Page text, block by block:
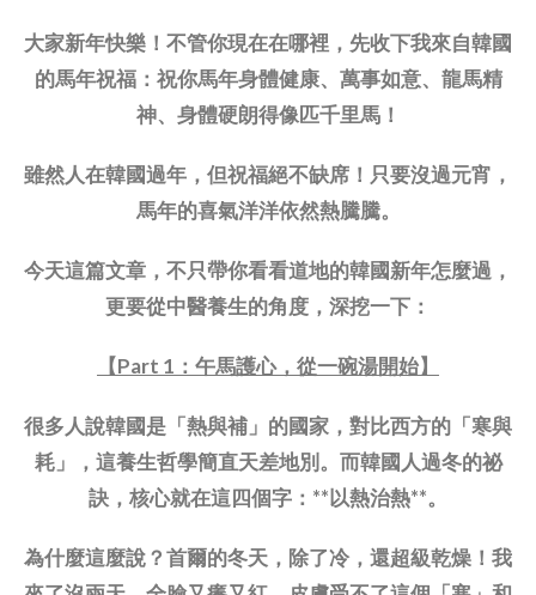
大家新年快樂！不管你現在在哪裡，先收下我來自韓國
的馬年祝福：祝你馬年身體健康、萬事如意、龍馬精
神、身體硬朗得像匹千里馬！
雖然人在韓國過年，但祝福絕不缺席！只要沒過元宵，
馬年的喜氣洋洋依然熱騰騰。
今天這篇文章，不只帶你看看道地的韓國新年怎麼過，
更要從中醫養生的角度，深挖一下：
【Part 1：午馬護心，從一碗湯開始】
很多人說韓國是「熱與補」的國家，對比西方的「寒與
耗」，這養生哲學簡直天差地別。而韓國人過冬的祕
訣，核心就在這四個字：**以熱治熱**。
為什麼這麼說？首爾的冬天，除了冷，還超級乾燥！我